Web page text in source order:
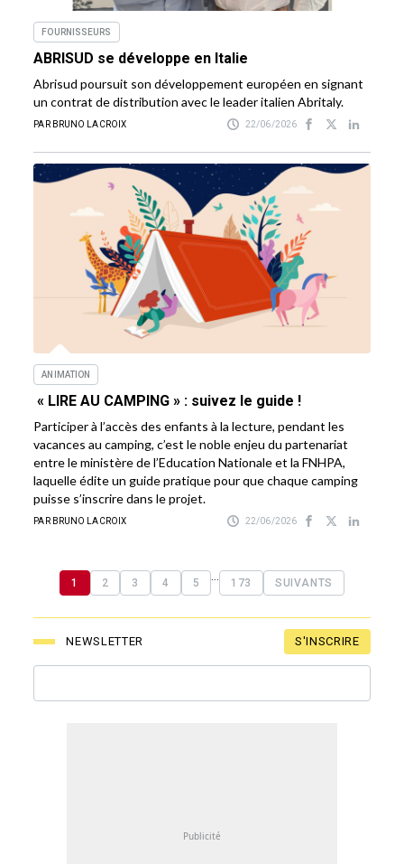
FOURNISSEURS
ABRISUD se développe en Italie
Abrisud poursuit son développement européen en signant
un contrat de distribution avec le leader italien Abritaly.
PAR BRUNO LACROIX 22/06/2026
ANIMATION
« LIRE AU CAMPING » : suivez le guide !
Participer à l’accès des enfants à la lecture, pendant les
vacances au camping, c’est le noble enjeu du partenariat
entre le ministère de l’Education Nationale et la FNHPA,
laquelle édite un guide pratique pour que chaque camping
puisse s’inscrire dans le projet.
PAR BRUNO LACROIX 22/06/2026
1 2 3 4 5 ... 173 SUIVANTS
NEWSLETTER S'INSCRIRE